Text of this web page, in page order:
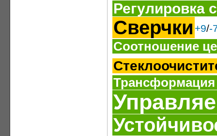
Регулировка
Сверчки +9/-
Соотношение
Трансформация